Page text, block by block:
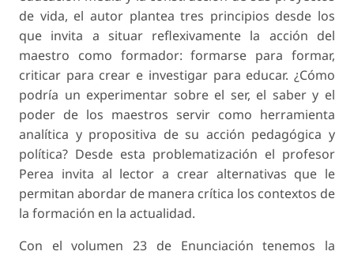
de vida, el autor plantea tres principios desde los
que invita a situar reflexivamente la acción del
maestro como formador: formarse para formar,
criticar para crear e investigar para educar. ¿Cómo
podría un experimentar sobre el ser, el saber y el
poder de los maestros servir como herramienta
analítica y propositiva de su acción pedagógica y
política? Desde esta problematización el profesor
Perea invita al lector a crear alternativas que le
permitan abordar de manera crítica los contextos de
la formación en la actualidad.
Con el volumen 23 de Enunciación tenemos la